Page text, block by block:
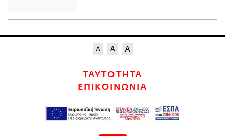
ΤΑΥΤΟΤΗΤΑ
ΕΠΙΚΟΙΝΩΝΙΑ